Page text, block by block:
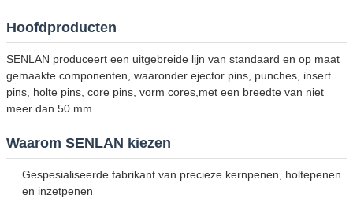
Hoofdproducten
SENLAN produceert een uitgebreide lijn van standaard en op maat
gemaakte componenten, waaronder ejector pins, punches, insert
pins, holte pins, core pins, vorm cores,met een breedte van niet
meer dan 50 mm.
Waarom SENLAN kiezen
Gespesialiseerde fabrikant van precieze kernpenen, holtepenen
en inzetpenen